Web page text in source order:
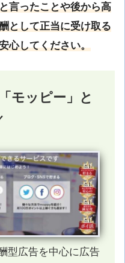
言ったことや後から高
として正当に受け取る
心してください。
モッピー」と
型広告を中心に広告